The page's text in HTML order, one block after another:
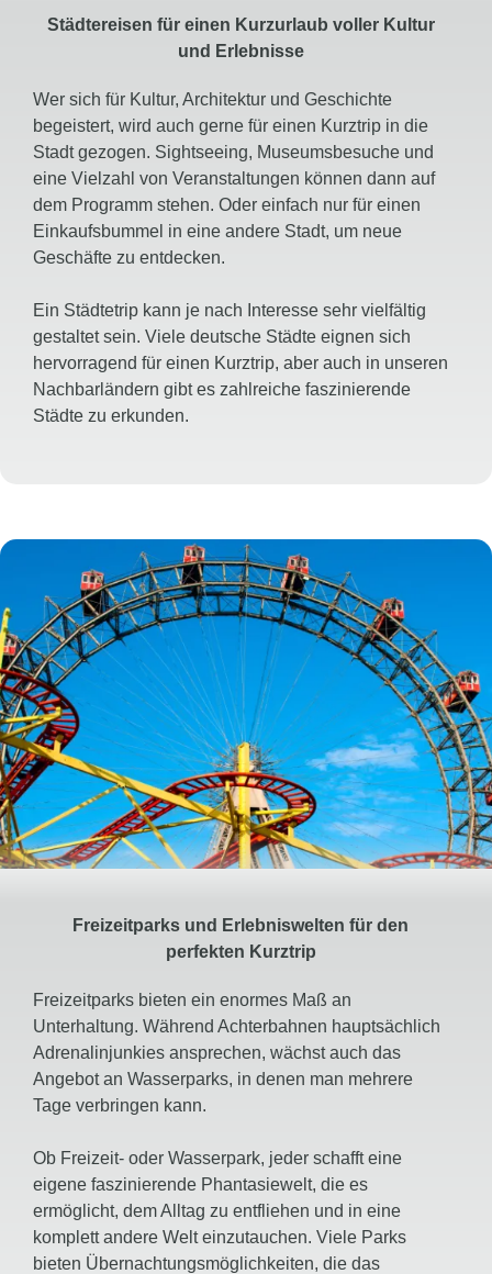
Städtereisen für einen Kurzurlaub voller Kultur
und Erlebnisse
Wer sich für Kultur, Architektur und Geschichte
begeistert, wird auch gerne für einen Kurztrip in die
Stadt gezogen. Sightseeing, Museumsbesuche und
eine Vielzahl von Veranstaltungen können dann auf
dem Programm stehen. Oder einfach nur für einen
Einkaufsbummel in eine andere Stadt, um neue
Geschäfte zu entdecken.
Ein Städtetrip kann je nach Interesse sehr vielfältig
gestaltet sein. Viele deutsche Städte eignen sich
hervorragend für einen Kurztrip, aber auch in unseren
Nachbarländern gibt es zahlreiche faszinierende
Städte zu erkunden.
Freizeitparks und Erlebniswelten für den
perfekten Kurztrip
Freizeitparks bieten ein enormes Maß an
Unterhaltung. Während Achterbahnen hauptsächlich
Adrenalinjunkies ansprechen, wächst auch das
Angebot an Wasserparks, in denen man mehrere
Tage verbringen kann.
Ob Freizeit- oder Wasserpark, jeder schafft eine
eigene faszinierende Phantasiewelt, die es
ermöglicht, dem Alltag zu entfliehen und in eine
komplett andere Welt einzutauchen. Viele Parks
bieten Übernachtungsmöglichkeiten, die das